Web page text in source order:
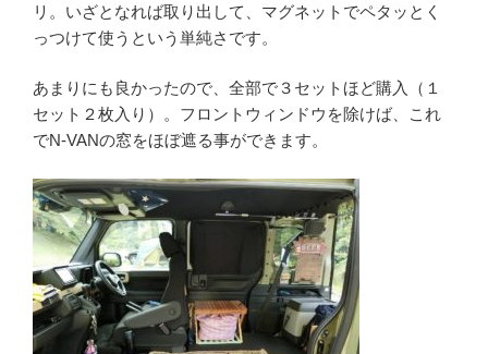
リ。いざとなれば取り出して、マグネットでペタッとく
っつけて使うという単純さです。
あまりにも良かったので、全部で３セットほど購入（１
セット２枚入り）。フロントウィンドウを除けば、これ
でN-VANの窓をほぼ遮る事ができます。